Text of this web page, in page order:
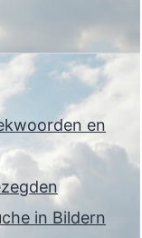
en
in Bildern